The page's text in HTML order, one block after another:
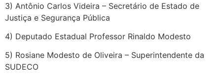
3) Antônio Carlos Videira – Secretário de Estado de
Justiça e Segurança Pública
4) Deputado Estadual Professor Rinaldo Modesto
5) Rosiane Modesto de Oliveira – Superintendente da
SUDECO